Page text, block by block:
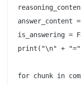
answer_content
is_answering =
print("\n" + "="
for chunk in